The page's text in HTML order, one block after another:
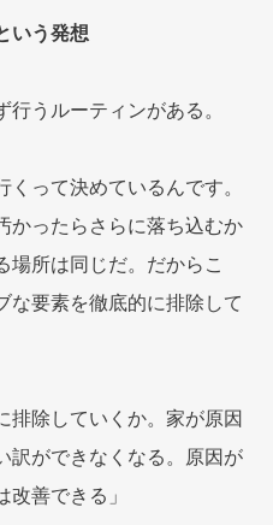
いう発想
うルーティンがある。
くって決めているんです。
かったらさらに落ち込むか
場所は同じだ。だからこ
な要素を徹底的に排除して
排除していくか。家が原因
訳ができなくなる。原因が
善できる」